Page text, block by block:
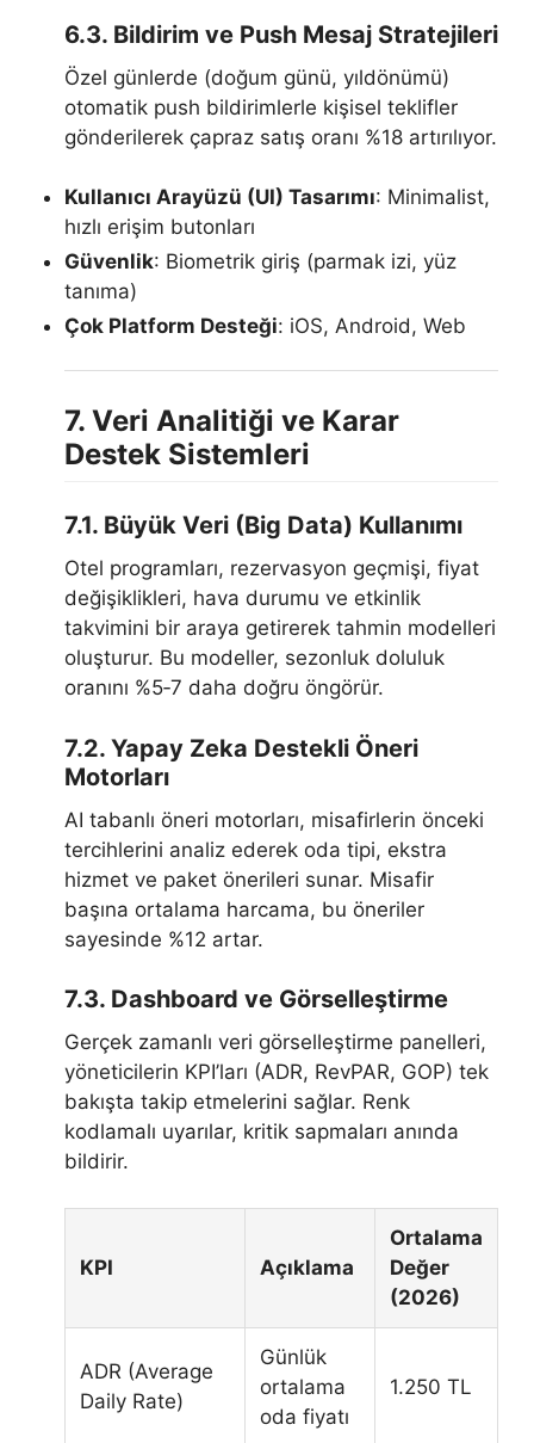
6.3. Bildirim ve Push Mesaj Stratejileri
Özel günlerde (doğum günü, yıldönümü)
otomatik push bildirimlerle kişisel teklifler
gönderilerek çapraz satış oranı %18 artırılıyor.
Kullanıcı Arayüzü (UI) Tasarımı: Minimalist,
hızlı erişim butonları
Güvenlik: Biometrik giriş (parmak izi, yüz
tanıma)
Çok Platform Desteği: iOS, Android, Web
7. Veri Analitiği ve Karar
Destek Sistemleri
7.1. Büyük Veri (Big Data) Kullanımı
Otel programları, rezervasyon geçmişi, fiyat
değişiklikleri, hava durumu ve etkinlik
takvimini bir araya getirerek tahmin modelleri
oluşturur. Bu modeller, sezonluk doluluk
oranını %5‑7 daha doğru öngörür.
7.2. Yapay Zeka Destekli Öneri
Motorları
AI tabanlı öneri motorları, misafirlerin önceki
tercihlerini analiz ederek oda tipi, ekstra
hizmet ve paket önerileri sunar. Misafir
başına ortalama harcama, bu öneriler
sayesinde %12 artar.
7.3. Dashboard ve Görselleştirme
Gerçek zamanlı veri görselleştirme panelleri,
yöneticilerin KPI’ları (ADR, RevPAR, GOP) tek
bakışta takip etmelerini sağlar. Renk
kodlamalı uyarılar, kritik sapmaları anında
bildirir.
KPI Açıklama
Ortalama
Değer
(2026)
ADR (Average
Daily Rate)
Günlük
ortalama
oda fiyatı
1.250 TL